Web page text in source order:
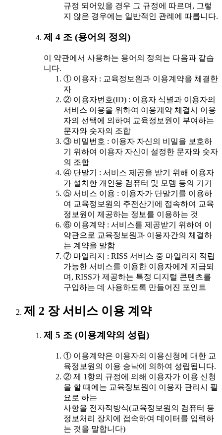
규정 되어있을 경우 그 규정에 따르며, 그렇
지 않은 경우에는 일반적인 관례에 따릅니다.
제 4 조 (용어의 정의)
이 약관에서 사용하는 용어의 정의는 다음과 같습
니다.
① 이용자 : 교육정보원과 이용계약을 체결한
자
② 이용자번호(ID) : 이용자 식별과 이용자의
서비스 이용을 위하여 이용계약 체결시 이용
자의 선택에 의하여 교육정보원이 부여하는
문자와 숫자의 조합
③ 비밀번호 : 이용자 자신의 비밀을 보호하
기 위하여 이용자 자신이 설정한 문자와 숫자
의 조합
④ 단말기 : 서비스 제공을 받기 위해 이용자
가 설치한 개인용 컴퓨터 및 모뎀 등의 기기
⑤ 서비스 이용 : 이용자가 단말기를 이용하
여 교육정보원의 주전산기에 접속하여 교육
정보원이 제공하는 정보를 이용하는 것
⑥ 이용계약 : 서비스를 제공받기 위하여 이
약관으로 교육정보원과 이용자간의 체결하
는 계약을 말함
⑦ 마일리지 : RISS 서비스 중 마일리지 적립
가능한 서비스를 이용한 이용자에게 지급되
며, RISS가 제공하는 특정 디지털 콘텐츠를
구입하는 데 사용하도록 만들어진 포인트
제 2 장 서비스 이용 계약
제 5 조 (이용계약의 성립)
① 이용계약은 이용자의 이용신청에 대한 교
육정보원의 이용 승낙에 의하여 성립됩니다.
② 제 1항의 규정에 의해 이용자가 이용 신청
을 할 때에는 교육정보원이 이용자 관리시 필
요로 하는
사항을 전자적방식(교육정보원의 컴퓨터 등
정보처리 장치에 접속하여 데이터를 입력하
는 것을 말합니다)